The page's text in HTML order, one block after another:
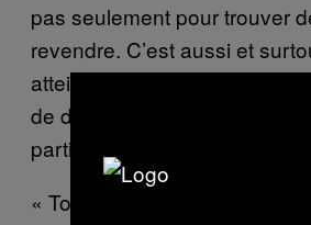
pas seulement pour trouver
revendre. C’est aussi et
atteint par ce qu’il décrit
de déficit de l’attention avec
particulièrement sérieux. »
« Tout ce que je pourrais faire